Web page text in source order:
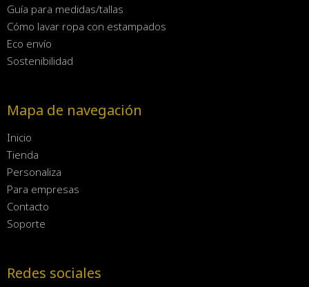
Guía para medidas/tallas
Cómo lavar ropa con estampados
Eco envío
Sostenibilidad
Mapa de navegación
Inicio
Tienda
Personaliza
Para empresas
Contacto
Soporte
Redes sociales